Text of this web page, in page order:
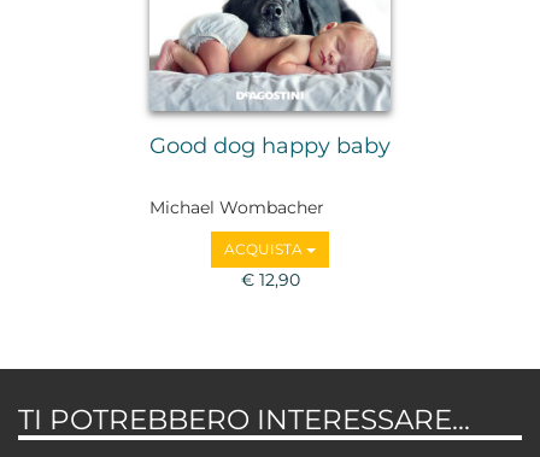
Good dog happy baby
Michael Wombacher
ACQUISTA
€ 12,90
TI POTREBBERO INTERESSARE...